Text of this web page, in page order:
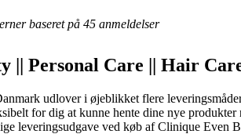
baseret på 45 anmeldelser
|| Personal Care || Hair
udlover i øjeblikket flere
for dig at kunne hente dine nye
leveringsudgave ved køb af Clinique Even